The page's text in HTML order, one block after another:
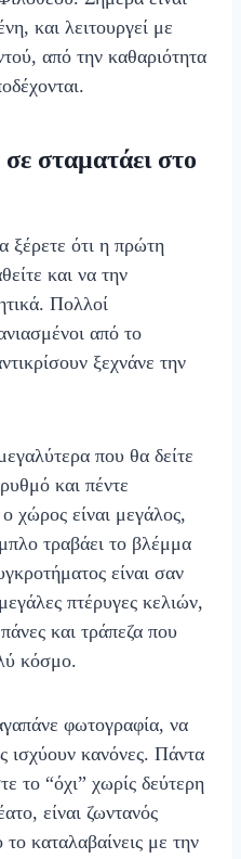
και λειτουργεί με
από την καθαριότητα
σταματάει στο
ξέρετε ότι η πρώτη
και να την
Πολλοί
από το
ξεχνάνε την
που θα δείτε
και πέντε
χώρος είναι μεγάλος,
τραβάει το βλέμμα
είναι σαν
πτέρυγες κελιών,
και τράπεζα που
κόσμο.
φωτογραφία, να
ισχύουν κανόνες. Πάντα
το “όχι” χωρίς δεύτερη
είναι ζωντανός
καταλαβαίνεις με την